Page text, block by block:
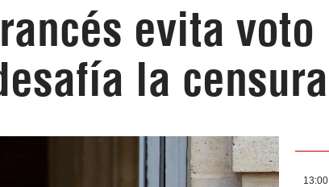
evita voto
la censura
13:00